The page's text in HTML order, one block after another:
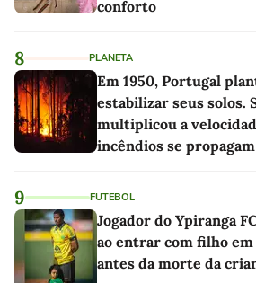
conforto
8 PLANETA
Em 1950, Portugal
estabilizar seus solos.
multiplicou a
incêndios se propagam
9 FUTEBOL
Jogador do Ypiranga
ao entrar com filho em
antes da morte da